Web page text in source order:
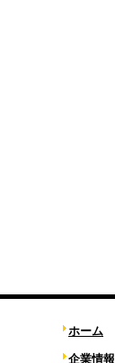
ホーム
企業情報